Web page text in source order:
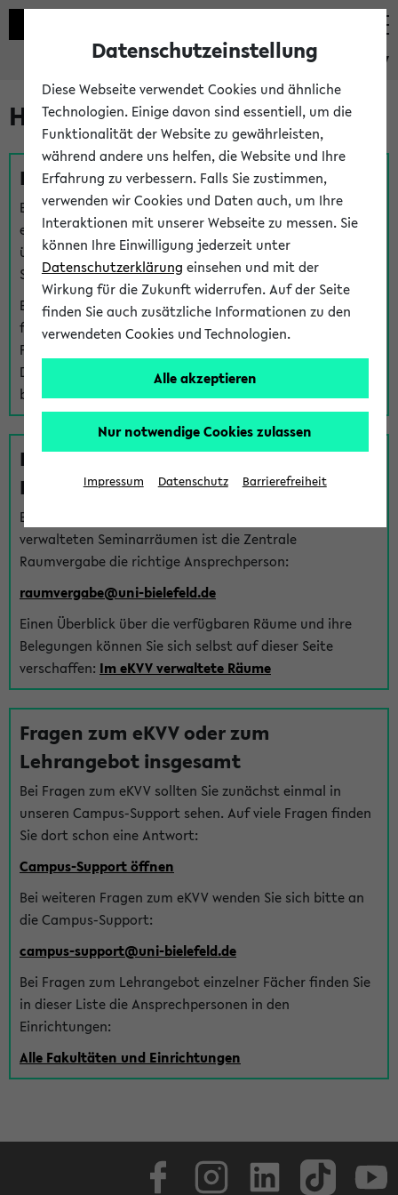
eKVV
Hilfe & Kontakt
Fragen zu einzelnen Veranstaltungen
Bei inhaltlichen und organisatorischen Fragen zu
einzelnen Veranstaltungen finden Sie Ansprechpersonen
über denFragen-Link bei jeder Veranstaltung. Der BIS
Support kann hier meist keine direkte Hilfe leisten.
Bei Veranstaltungen mit eKVV Teilnahmemanagement
finden Sie eine Auskunft über die Personen, die Ihre
Platzzuteilung im eKVV eingetragen haben, auf der
Detailseite zum Teilnahmemanagement der
betreffenden Veranstaltung.
Fragen zu im eKVV verwalteten
Räumen
Bei Fragen zur Vergabe von Hörsälen und vom eKVV
verwalteten Seminarräumen ist die Zentrale
Raumvergabe die richtige Ansprechperson:
raumvergabe@uni-bielefeld.de
Einen Überblick über die verfügbaren Räume und ihre
Belegungen können Sie sich selbst auf dieser Seite
verschaffen: Im eKVV verwaltete Räume
Fragen zum eKVV oder zum
Lehrangebot insgesamt
Bei Fragen zum eKVV sollten Sie zunächst einmal in
unseren Campus-Support sehen. Auf viele Fragen finden
Sie dort schon eine Antwort:
Campus-Support öffnen
Bei weiteren Fragen zum eKVV wenden Sie sich bitte an
die Campus-Support:
campus-support@uni-bielefeld.de
Bei Fragen zum Lehrangebot einzelner Fächer finden Sie
in dieser Liste die Ansprechpersonen in den
Einrichtungen:
Alle Fakultäten und Einrichtungen
Datenschutzeinstellung
Diese Webseite verwendet Cookies und ähnliche
Technologien. Einige davon sind essentiell, um die
Funktionalität der Website zu gewährleisten,
während andere uns helfen, die Website und Ihre
Erfahrung zu verbessern. Falls Sie zustimmen,
verwenden wir Cookies und Daten auch, um Ihre
Interaktionen mit unserer Webseite zu messen. Sie
können Ihre Einwilligung jederzeit unter
Datenschutzerklärung einsehen und mit der
Wirkung für die Zukunft widerrufen. Auf der Seite
finden Sie auch zusätzliche Informationen zu den
verwendeten Cookies und Technologien.
Alle akzeptieren
Nur notwendige Cookies zulassen
Impressum Datenschutz Barrierefreiheit